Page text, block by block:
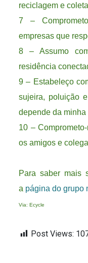
reciclagem e
7 –
empresas que
8 – Assumo
residência
9 – Estabeleço
sujeira, poluição
depende da
10 –
os amigos e
Para saber mais
a página do grupo
Via: Ecycle
Post Views: